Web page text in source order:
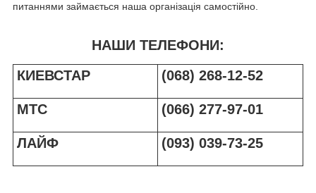
питаннями займається наша організація самостійно.
НАШИ ТЕЛЕФОНИ:
КИЕВСТАР
(068) 268-12-52
МТС (066) 277-97-01
ЛАЙФ (093) 039-73-25